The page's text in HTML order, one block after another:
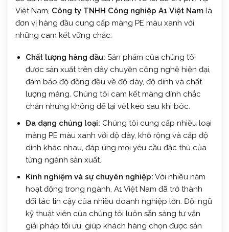
Việt Nam, Công ty TNHH Công nghiệp A1 Việt Nam là
đơn vị hàng đầu cung cấp màng PE màu xanh với
những cam kết vững chắc:
Chất lượng hàng đầu: Sản phẩm của chúng tôi
được sản xuất trên dây chuyền công nghệ hiện đại,
đảm bảo độ đồng đều về độ dày, độ dính và chất
lượng màng. Chúng tôi cam kết màng dính chắc
chắn nhưng không để lại vết keo sau khi bóc.
Đa dạng chủng loại: Chúng tôi cung cấp nhiều loại
màng PE màu xanh với độ dày, khổ rộng và cấp độ
dính khác nhau, đáp ứng mọi yêu cầu đặc thù của
từng ngành sản xuất.
Kinh nghiệm và sự chuyên nghiệp: Với nhiều năm
hoạt động trong ngành, A1 Việt Nam đã trở thành
đối tác tin cậy của nhiều doanh nghiệp lớn. Đội ngũ
kỹ thuật viên của chúng tôi luôn sẵn sàng tư vấn
giải pháp tối ưu, giúp khách hàng chọn được sản